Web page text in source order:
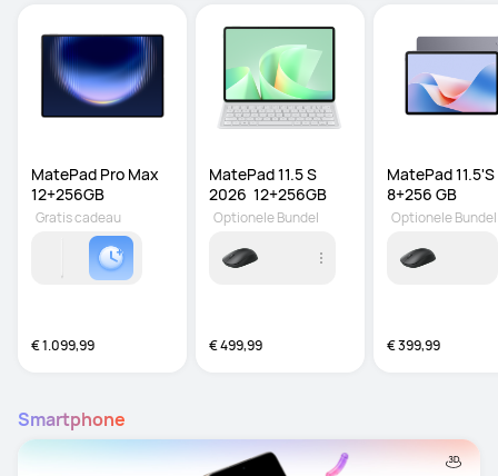
MatePad Pro Max
12+256GB
€ 1.099,99
Gratis cadeau
MatePad 11.5 S
2026  12+256GB
€ 499,99
Optionele Bundel
MatePad 11.5'S
8+256 GB
€ 399,99
Optionele Bundel
Smartphone